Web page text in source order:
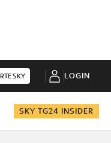
SKY LOGIN
SKY TG24 INSIDER